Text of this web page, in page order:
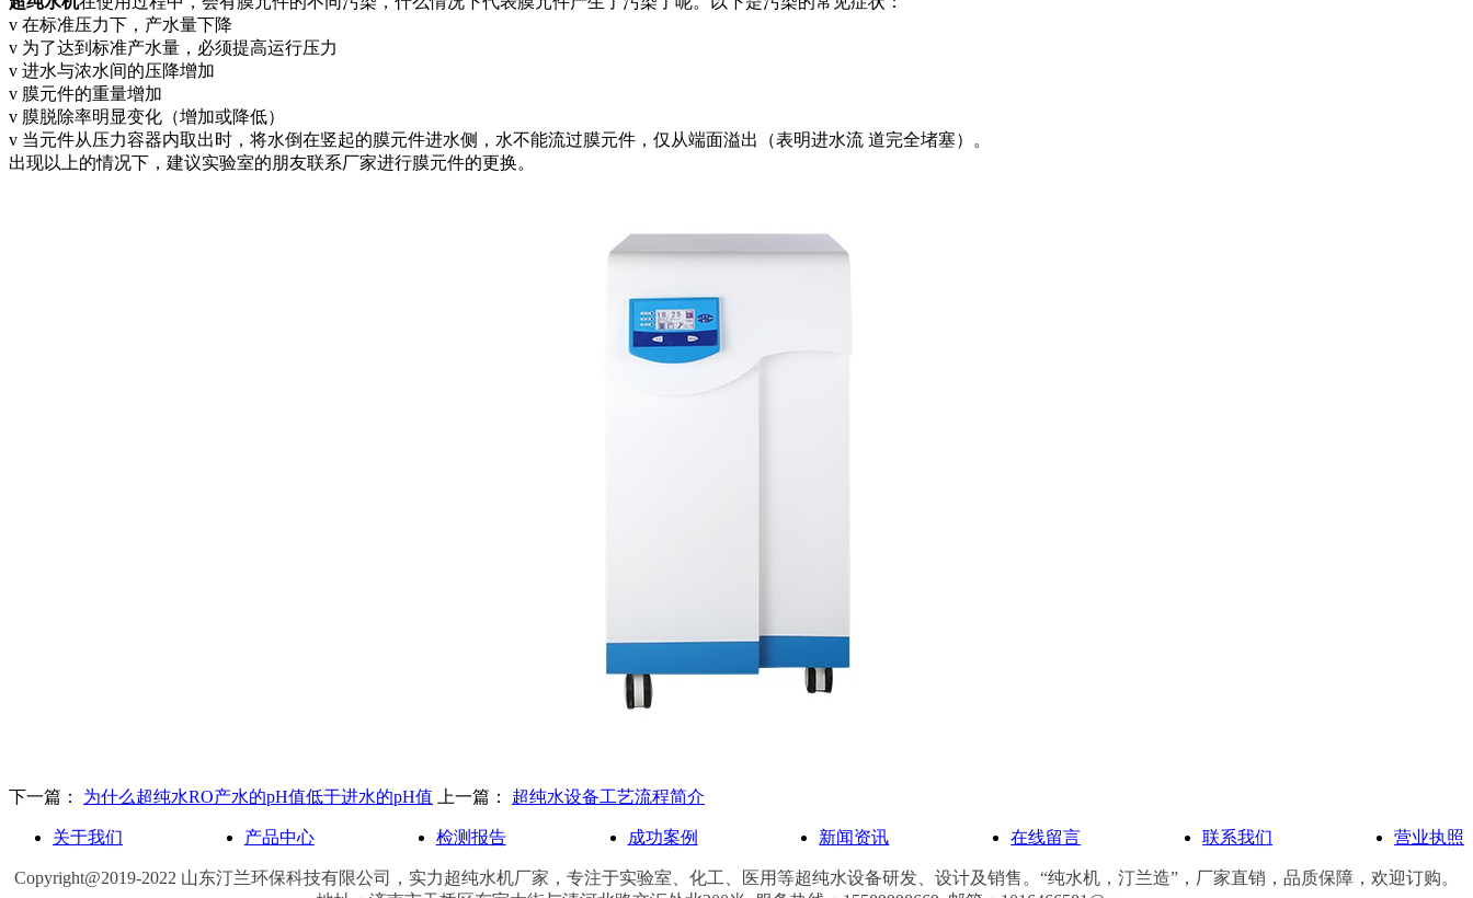
v 在标准压力下，产水量下降
v 为了达到标准产水量，必须提高运行压力
v 进水与浓水间的压降增加
v 膜元件的重量增加
v 膜脱除率明显变化（增加或降低）
v 当元件从压力容器内取出时，将水倒在竖起的膜元件进水侧，水不能流过膜元件，仅从端面溢出（表明进水流 道完全堵塞）。
出现以上的情况下，建议实验室的朋友联系厂家进行膜元件的更换。
下一篇： 为什么超纯水RO产水的pH值低于进水的pH值 上一篇： 超纯水设备工艺流程简介
关于我们 产品中心 检测报告 成功案例 新闻资讯 在线留言 联系我们 营业执照
Copyright@2019-2022 山东汀兰环保科技有限公司，实力超纯水机厂家， 专注于实验室、化工、医用等超纯水设备研发、设计及销售。“纯水机，汀兰造”，厂家直销，品质保障，欢迎订购。